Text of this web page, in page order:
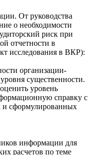
От руководства
о необходимости
риск при
отчетности в
исследования в ВКР):
организации-
существенности.
уровень
справку с
и сформулированных
информации для
расчетов по теме